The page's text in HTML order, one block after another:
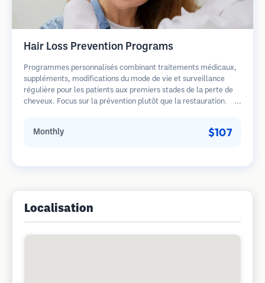
Hair Loss Prevention Programs
Programmes personnalisés combinant traitements médicaux,
suppléments, modifications du mode de vie et surveillance
régulière pour les patients aux premiers stades de la perte de
cheveux. Focus sur la prévention plutôt que la restauration.
Monthly $107
Localisation